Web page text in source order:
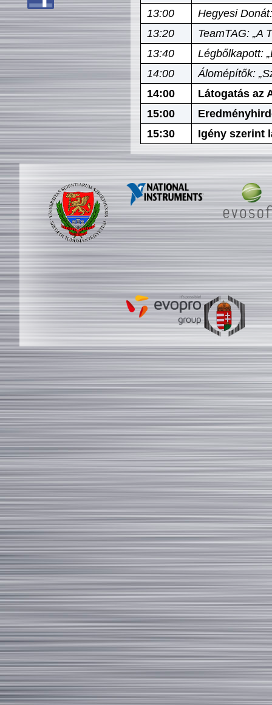
13:00
Hegyesi
13:20
TeamTAG: „A
13:40
Légbőlkapott:
14:00
Álomépítők:
14:00
Látogatás az
15:00
15:30
Igény szerint